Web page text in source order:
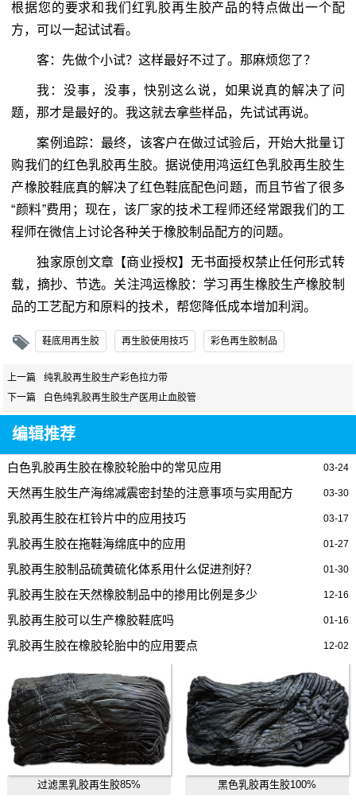
根据您的要求和我们红乳胶再生胶产品的特点做出一个配
方，可以一起试试看。
客：先做个小试？这样最好不过了。那麻烦您了？
我：没事，没事，快别这么说，如果说真的解决了问
题，那才是最好的。我这就去拿些样品，先试试再说。
案例追踪：最终，该客户在做过试验后，开始大批量订
购我们的红色乳胶再生胶。据说使用鸿运红色乳胶再生胶生
产橡胶鞋底真的解决了红色鞋底配色问题，而且节省了很多
“颜料”费用；现在，该厂家的技术工程师还经常跟我们的工
程师在微信上讨论各种关于橡胶制品配方的问题。
独家原创文章【商业授权】无书面授权禁止任何形式转
载，摘抄、节选。关注鸿运橡胶：学习再生橡胶生产橡胶制
品的工艺配方和原料的技术，帮您降低成本增加利润。
鞋底用再生胶 再生胶使用技巧 彩色再生胶制品
上一篇
纯乳胶再生胶生产彩色拉力带
下一篇
白色纯乳胶再生胶生产医用止血胶管
编辑推荐
03-24
白色乳胶再生胶在橡胶轮胎中的常见应用
03-30
天然再生胶生产海绵减震密封垫的注意事项与实用配方
03-17
乳胶再生胶在杠铃片中的应用技巧
01-27
乳胶再生胶在拖鞋海绵底中的应用
01-30
乳胶再生胶制品硫黄硫化体系用什么促进剂好？
12-16
乳胶再生胶在天然橡胶制品中的掺用比例是多少
01-16
乳胶再生胶可以生产橡胶鞋底吗
12-02
乳胶再生胶在橡胶轮胎中的应用要点
过滤黑乳胶再生胶85% 黑色乳胶再生胶100%